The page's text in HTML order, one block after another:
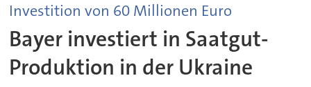
Investition von 60 Millionen Euro
Bayer investiert in Saatgut-
Produktion in der Ukraine